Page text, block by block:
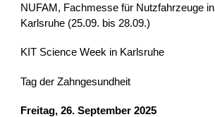
NUFAM, Fachmesse für Nutzfahrzeuge in
Karlsruhe (25.09. bis 28.09.)
KIT Science Week in Karlsruhe
Tag der Zahngesundheit
Freitag, 26. September 2025